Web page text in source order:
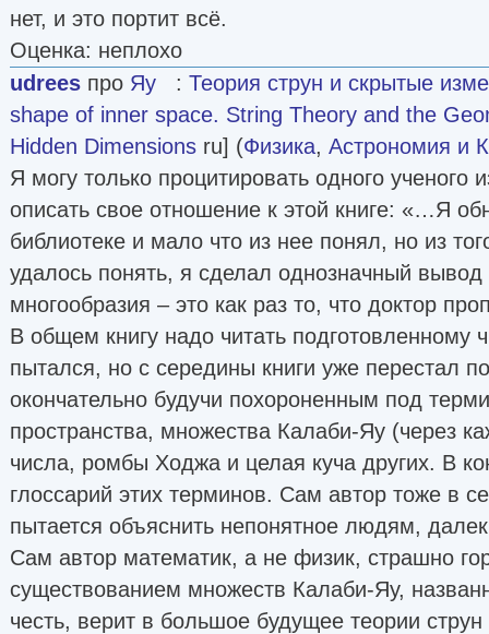
нет, и это портит всё.
Оценка: неплохо
udrees про Яу : Теория струн и скрытые
shape of inner space. String Theory and the
Hidden Dimensions ru] (Физика, Астрономия и
Я могу только процитировать одного ученого
описать свое отношение к этой книге: «…Я
библиотеке и мало что из нее понял, но из
удалось понять, я сделал однозначный вывод
многообразия – это как раз то, что доктор
В общем книгу надо читать подготовленному
пытался, но с середины книги уже перестал
окончательно будучи похороненным под
пространства, множества Калаби-Яу (через
числа, ромбы Ходжа и целая куча других. В
глоссарий этих терминов. Сам автор тоже в
пытается объяснить непонятное людям,
Сам автор математик, а не физик, страшно
существованием множеств Калаби-Яу,
честь, верит в большое будущее теории